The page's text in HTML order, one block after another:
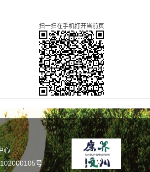
扫一扫在手机打开当前页
心
号